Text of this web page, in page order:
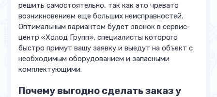
решить самостоятельно, так как это чревато
возникновением еще больших неисправностей.
Оптимальным вариантом будет звонок в сервис-
центр «Холод Групп», специалисты которого
быстро примут вашу заявку и выедут на объект с
необходимым оборудованием и запасными
комплектующими.
Почему выгодно сделать заказ у